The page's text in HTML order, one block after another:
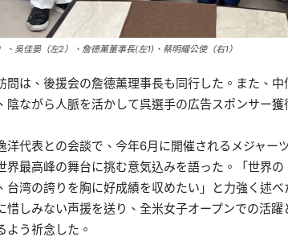
、吳佳晏（左2）、詹德薰董事長(左1)、蔡明耀公使（右1）
問は、後援会の詹德薰理事長も同行した。また、
陰ながら人脈を活かして呉選手の広告スポンサー獲
洋代表との会談で、今年6月に開催されるメジャー
界最高峰の舞台に挑む意気込みを語った。「世界
台湾の誇りを胸に好成績を収めたい」と力強く述
惜しみない声援を送り、全米女子オープンでの活
よう祈念した。